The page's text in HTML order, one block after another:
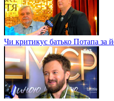
Чи критикує батько Потапа за